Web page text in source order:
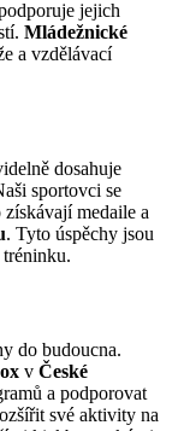
jejich
Mládežnické
a vzdělávací
dosahuje
sportovci se
získávají medaile a
. Tyto úspěchy jsou
do budoucna.
v České
a podporovat
své aktivity na